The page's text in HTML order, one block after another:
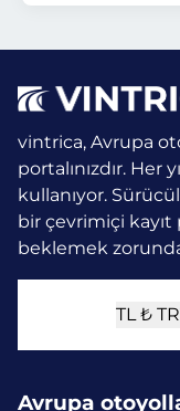
vintrica, Avrupa
portalınızdır. Her
kullanıyor.
bir çevrimiçi kayıt
beklemek
TL ₺
Avrupa